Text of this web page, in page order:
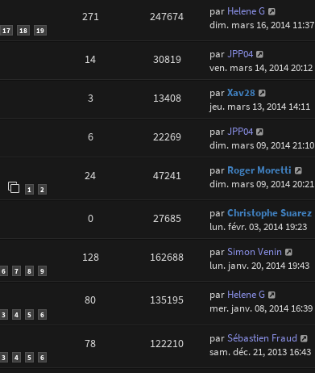
17 18 19
271 247674 par Helene G
dim. mars 16, 2014 11:37
14 30819 parJPP04
ven. mars 14, 2014 20:12
3 13408 parXav28
jeu. mars 13, 2014 14:11
6 22269 parJPP04
dim. mars 09, 2014 21:10
1 2
24 47241 par Roger Moretti
dim. mars 09, 2014 20:21
0 27685 parChristophe Suarez
lun. févr. 03, 2014 19:23
6 7 8 9
128 162688 parSimon Venin
lun. janv. 20, 2014 19:43
3 4 5 6
80 135195 par Helene G
mer. janv. 08, 2014 16:39
3 4 5 6
78 122210 parSébastien Fraud
sam. déc. 21, 2013 16:43